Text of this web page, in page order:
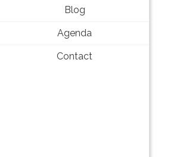
Blog
Agenda
Contact